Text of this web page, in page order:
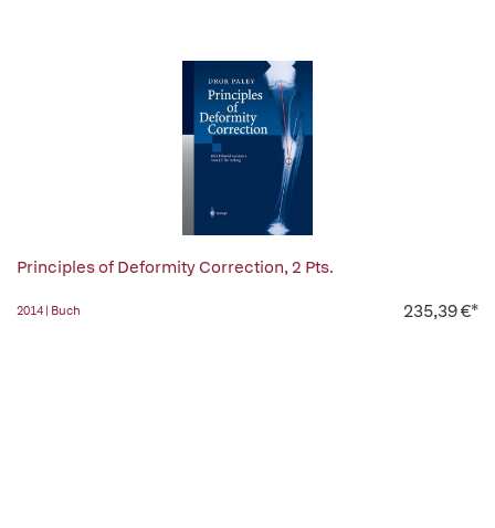
Principles of Deformity Correction, 2 Pts.
2014 | Buch 235,39 €*